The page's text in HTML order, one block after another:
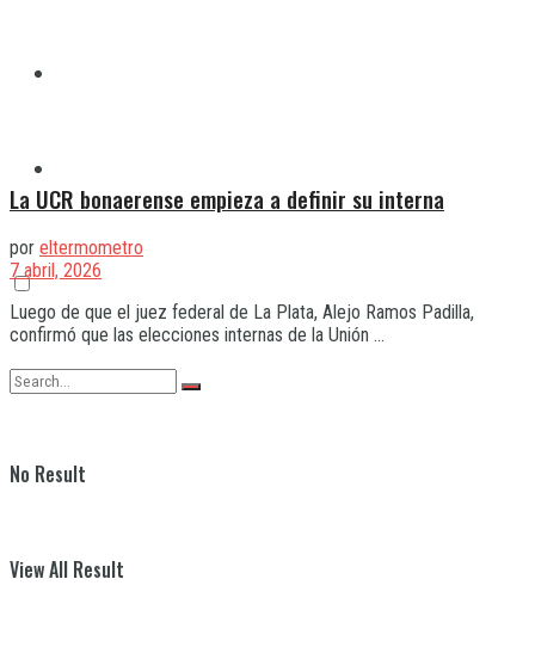
No Result
View All Result
La UCR bonaerense empieza a definir su interna
por eltermometro
7 abril, 2026
Luego de que el juez federal de La Plata, Alejo Ramos Padilla,
confirmó que las elecciones internas de la Unión ...